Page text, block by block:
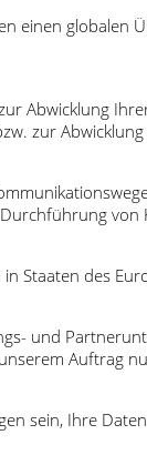
einen
Abwicklung
zur
Staaten des
und
Auftrag
sein, Ihre